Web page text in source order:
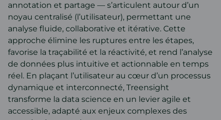
annotation et partage — s’articulent autour d’un
noyau centralisé (l’utilisateur), permettant une
analyse fluide, collaborative et itérative. Cette
approche élimine les ruptures entre les étapes,
favorise la traçabilité et la réactivité, et rend l’analyse
de données plus intuitive et actionnable en temps
réel. En plaçant l’utilisateur au cœur d’un processus
dynamique et interconnecté, Treensight
transforme la data science en un levier agile et
accessible, adapté aux enjeux complexes des